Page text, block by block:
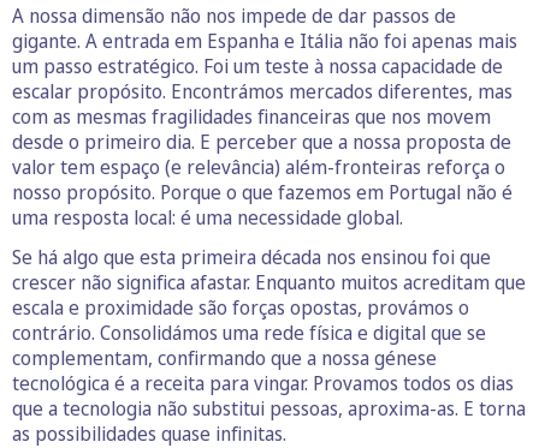
A nossa dimensão não nos impede de dar passos de
gigante. A entrada em Espanha e Itália não foi apenas mais
um passo estratégico. Foi um teste à nossa capacidade de
escalar propósito. Encontrámos mercados diferentes, mas
com as mesmas fragilidades financeiras que nos movem
desde o primeiro dia. E perceber que a nossa proposta de
valor tem espaço (e relevância) além-fronteiras reforça o
nosso propósito. Porque o que fazemos em Portugal não é
uma resposta local: é uma necessidade global.
Se há algo que esta primeira década nos ensinou foi que
crescer não significa afastar. Enquanto muitos acreditam que
escala e proximidade são forças opostas, provámos o
contrário. Consolidámos uma rede física e digital que se
complementam, confirmando que a nossa génese
tecnológica é a receita para vingar. Provamos todos os dias
que a tecnologia não substitui pessoas, aproxima-as. E torna
as possibilidades quase infinitas.